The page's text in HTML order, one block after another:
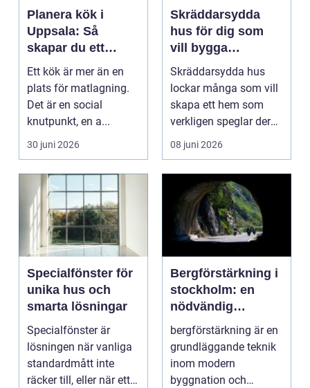
Planera kök i
Uppsala: Så
skapar du ett
funktionellt och
hållbart kök
Ett kök är mer än en
plats för matlagning.
Det är en social
knutpunkt, en a...
30 juni 2026
Skräddarsydda
hus för dig som
vill bygga
personligt och
hållbart
Skräddarsydda hus
lockar många som vill
skapa ett hem som
verkligen speglar deras
liv, sm...
08 juni 2026
Specialfönster för
unika hus och
smarta lösningar
Specialfönster är
lösningen när vanliga
standardmått inte
räcker till, eller när ett
Bergförstärkning i
stockholm: en
nödvändig
byggteknik
bergförstärkning är en
grundläggande teknik
inom modern
byggnation och